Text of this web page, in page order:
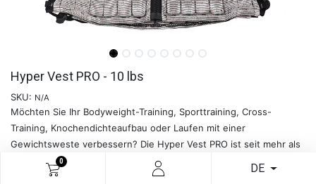
0
DE
Hyper Vest PRO - 10 lbs
SKU: N/A
Möchten Sie Ihr Bodyweight-Training, Sporttraining, Cross-
Training, Knochendichteaufbau oder Laufen mit einer
Gewichtsweste verbessern? Die Hyper Vest PRO ist seit mehr als
einem Jahrzehnt die führende verstellbare Gewichtsweste auf
dem Markt.